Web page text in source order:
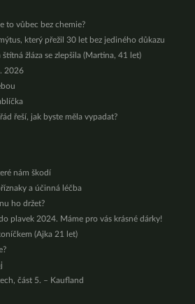
to vůbec bez chemie?
který přežil 30 let bez jediného důkazu
štítná žláza se zlepšila (Martina, 41 let)
2026
řeší, jak byste měla vypadat?
nám škodí
a účinná léčba
ho držet?
plavek 2024. Máme pro vás krásné dárky!
(Ajka 21 let)
část 5. – Kaufland